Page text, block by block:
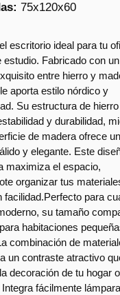
75x120x60
escritorio ideal para tu
estudio. Fabricado con un
entre hierro y
aporta estilo nórdico y
Su estructura de
y durabilidad,
de madera ofrece un
y elegante. Este
maximiza el espacio,
organizar tus
facilidad.Perfecto para
su tamaño
habitaciones
combinación de
un contraste atractivo
decoración de tu hogar
fácilmente